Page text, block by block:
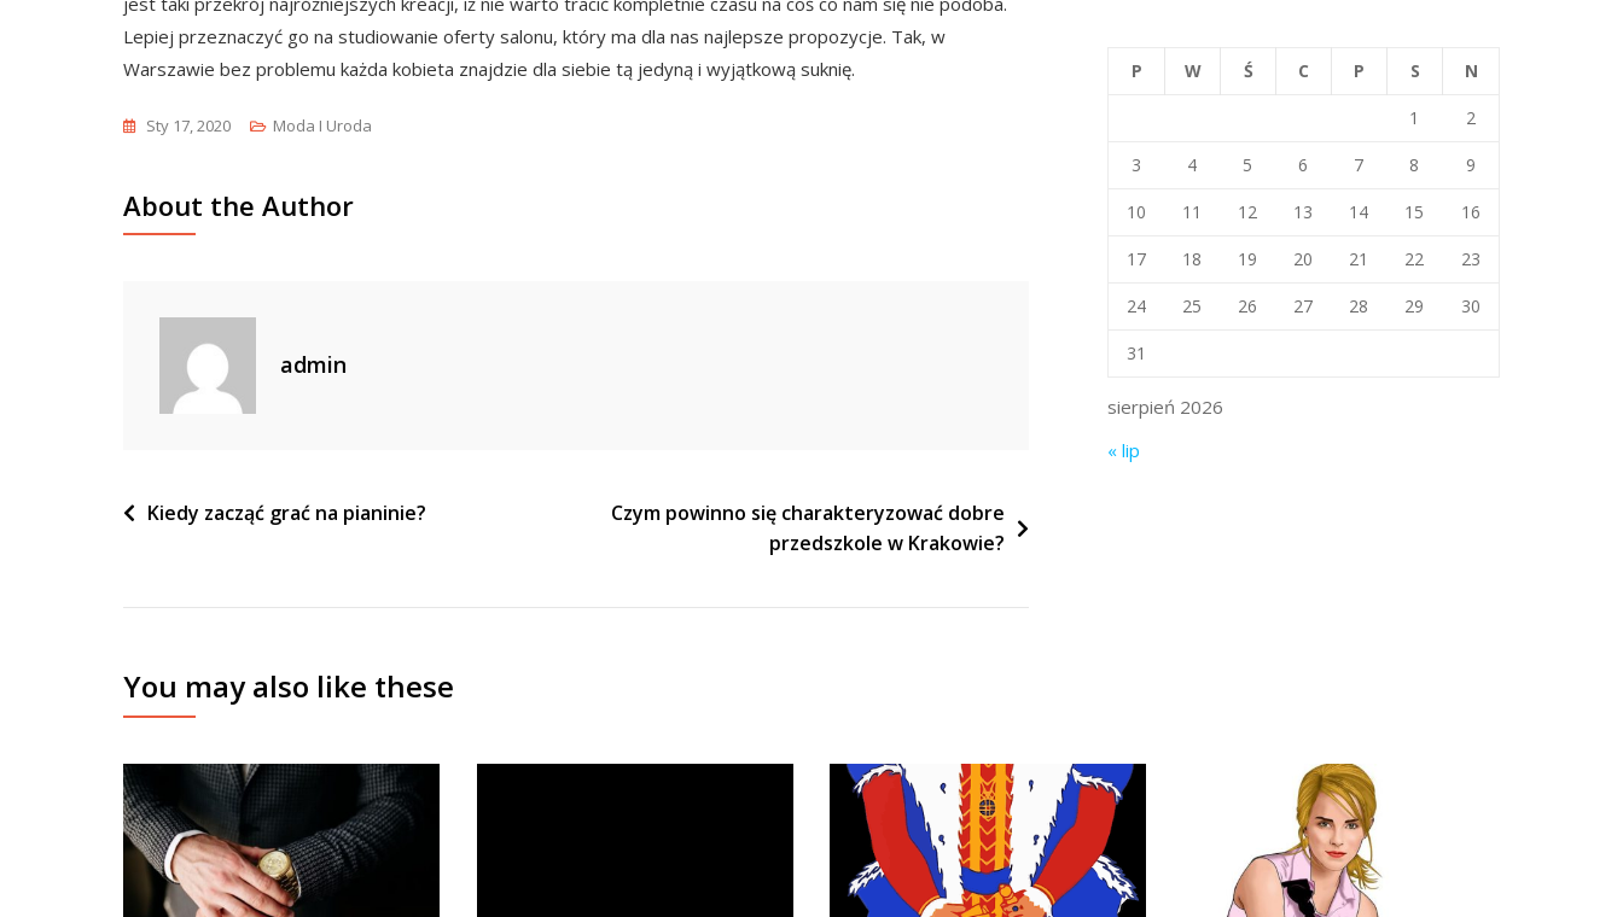
Lepiej przeznaczyć go na studiowanie oferty salonu, który ma dla nas najlepsze propozycje. Tak, w
Warszawie bez problemu każda kobieta znajdzie dla siebie tą jedyną i wyjątkową suknię.
Sty 17, 2020 Moda I Uroda
About the Author
admin
Nawigacja
Kiedy zacząć grać na pianinie?
Czym powinno się charakteryzować dobre
przedszkole w Krakowie?
sierpień 2026
P W Ś C P S N
1 2
3 4 5 6 7 8 9
10 11 12 13 14 15 16
17 18 19 20 21 22 23
24 25 26 27 28 29 30
31
« lip
You may also like these